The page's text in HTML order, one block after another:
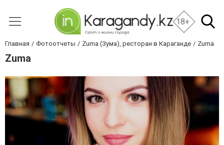
18+
Главная Фотоотчеты Zuma (Зума), ресторан в Караганде Zuma
Zuma